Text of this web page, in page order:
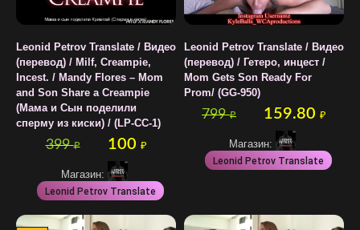
Leonid Petrov Translate / Видео
(перевод) / Milf, Creampie,
Incest. / Mandy Flores – Mom
and Son Share a Creampie
(Мама и Сын поделили
сперму из киски) / (LP-CC-1)
399₽ 100 ₽
Магазин:
Leonid Petrov Translate
Leonid Petrov Translate / Видео
(перевод) / Гетеро, инцест /
Mom Gets Son Ready For
Prom/ (GG-950)
799₽ 159.80 ₽
Магазин:
Leonid Petrov Translate